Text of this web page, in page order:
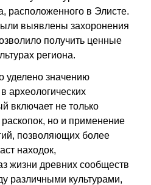
расположенного в Элисте.
выявлены захоронения
получить ценные
региона.
уделено значению
археологических
включает не только
но и применение
позволяющих более
находок,
жизни древних сообществ
различными культурами,